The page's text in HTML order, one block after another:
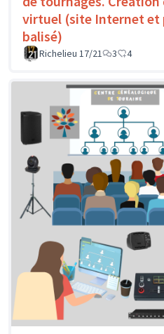
virtuel (site Internet et
balisé)
Richelieu 17/21 3 4